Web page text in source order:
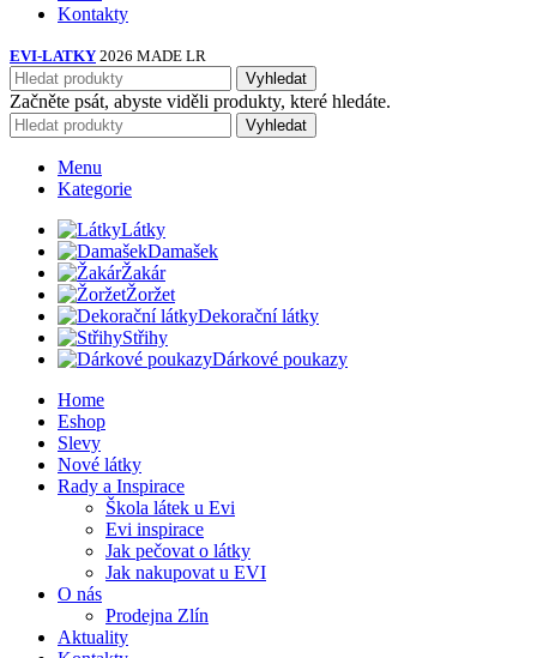
Kontakty
EVI-LATKY 2026 MADE LR
Vyhledat
Začněte psát, abyste viděli produkty, které hledáte.
Vyhledat
Menu
Kategorie
Látky
Damašek
Žakár
Žoržet
Dekorační látky
Střihy
Dárkové poukazy
Home
Eshop
Slevy
Nové látky
Rady a Inspirace
Škola látek u Evi
Evi inspirace
Jak pečovat o látky
Jak nakupovat u EVI
O nás
Prodejna Zlín
Aktuality